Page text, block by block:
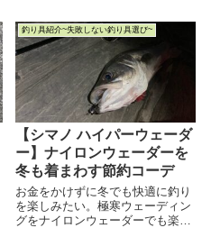
釣り具紹介~失敗しない釣り具選び~
【シマノ ハイパーウェーダ
ー】ナイロンウェーダーを
冬も着まわす節約コーデ
お金をかけずに冬でも快適に釣り
を楽しみたい。極寒ウェーディン
グをナイロンウェーダーでも楽し